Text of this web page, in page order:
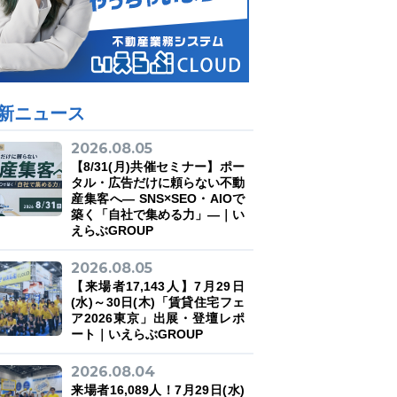
ニュース
2026.08.05
【8/31(月)共催セミナー】ポー
タル・広告だけに頼らない不動
産集客へ― SNS×SEO・AIOで
築く「自社で集める力」―｜い
えらぶGROUP
2026.08.05
【来場者17,143人】7月29日
(水)～30日(木)「賃貸住宅フェ
ア2026東京」出展・登壇レポ
ート｜いえらぶGROUP
2026.08.04
来場者16,089人！7月29日(水)